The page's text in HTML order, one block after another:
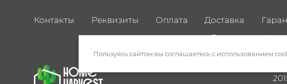
Контакты Реквизиты Оплата Доставка
Политика
Пользуясь сайтом вы соглашаетесь с использованием